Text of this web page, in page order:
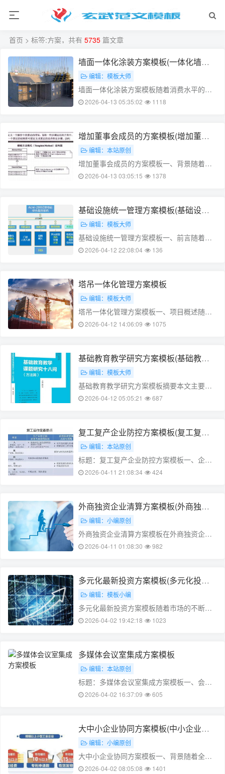
首页 > 标签:方案，共有 5735 篇文章
墙面一体化涂装方案模板(一体化墙体
材料)编辑：模板大师
墙面一体化涂装方案模板随着消费水平的提
高,对家庭装修的要求也越来越高。墙面一体
率。本文将从墙面一体化涂装方案模板的设
计、施工和使用等方面进行探讨。一、
墙……
2026-04-13 05:35:02 1118
增加董事会成员的方案模板(增加董事
会席位的流程)
编辑：本站原创
增加董事会成员的方案模板一、背景随着社
会经济的不断发展，企业规模逐渐扩大，董
通过增加董事会成员来提升公司治理水平，
促进公司健康发展。本文将为您提供一种增
加……
2026-04-13 03:05:15 1378
基础设施统一管理方案模板(基础设施
管理程序)
编辑：模板大师
基础设施统一管理方案模板一、前言随着数
字化时代的到来，基础架构的管理变得越来
本，增强企业的核心竞争力。本文将介绍基
础设施统一管理方案模板，帮助企业实现基
础设……
2026-04-12 22:08:04 136
塔吊一体化管理方案模板
编辑：模板大师
塔吊一体化管理方案模板一、项目概述随着
建筑行业的迅速发展，塔吊一体化管理方案
提供一种高效、安全的塔吊一体化管理方
案。二、项目背景1. 行业现状随着我……
2026-04-12 14:06:09 1075
基础教育教学研究方案模板(基础教育
研究方法)
编辑：模板大师
基础教育教学研究方案模板摘要本文主要介
绍基础教育教学研究方案的模板及其使用方
提高学生学习能力。本文将从基础教育教学
研究方案的定义、意义、模板结构以及使用
方……
2026-04-12 05:05:21 687
复工复产企业防控方案模板(复工复产
企业防控方案模板最新)
编辑：本站原创
标题：复工复产企业防控方案模板一、企业
背景介绍我们公司一直致力于为客户提供高
防控方案，以应对疫情等突发公共卫生事
件。二、防控方案内容1. 员工健康检测……
2026-04-11 21:08:34 424
外商独资企业清算方案模板(外商独资
企业清算方案模板范文)
编辑：小编原创
外商独资企业清算方案模板在外商独资企业
清算的过程中,清算方案的制定是非常关键的,
业制定一个合理的清算方案。第一步:咨询专
业人士在制定清算方案之前,企业……
2026-04-11 01:08:30 982
多元化最新投资方案模板(多元化投资
的作用)
编辑：模板小编
多元化最新投资方案模板随着市场的不断变
化和经济的日益发展,投资方案也需要不断调
与收益的平衡。段落一:投资方案概述在制定
投资方案时,我们首先要考虑的是投……
2026-04-02 19:42:18 1023
多媒体会议室集成方案模板
编辑：本站原创
标题：多媒体会议室集成方案模板一、会议
背景随着科技的快速发展，多媒体会议室在
频、视频、图文并茂的特点，吸引了越来越
多的用户。为了满足不同规模和需求的企
业，……
2026-04-02 16:37:09 605
大中小企业协同方案模板(中小企业合
作发展)
编辑：小编原创
大中小企业协同方案模板一、背景随着全球
经济的快速发展和互联网技术的普及，各种
2026-04-02 08:05:08 1401